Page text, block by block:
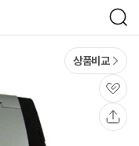
검
색
상품비교
관
심